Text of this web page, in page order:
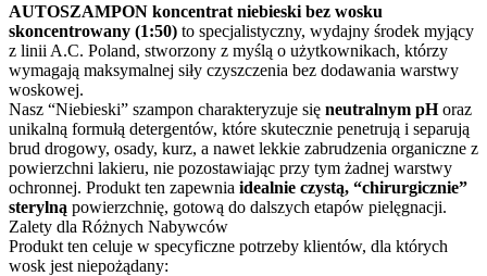
AUTOSZAMPON koncentrat niebieski bez wosku
skoncentrowany (1:50) to specjalistyczny, wydajny środek myjący
z linii A.C. Poland, stworzony z myślą o użytkownikach, którzy
wymagają maksymalnej siły czyszczenia bez dodawania warstwy
woskowej.
Nasz “Niebieski” szampon charakteryzuje się neutralnym pHoraz
unikalną formułą detergentów, które skutecznie penetrują i separują
brud drogowy, osady, kurz, a nawet lekkie zabrudzenia organiczne z
powierzchni lakieru, nie pozostawiając przy tym żadnej warstwy
ochronnej. Produkt ten zapewnia idealnie czystą, “chirurgicznie”
sterylną powierzchnię, gotową do dalszych etapów pielęgnacji.
Zalety dla Różnych Nabywców
Produkt ten celuje w specyficzne potrzeby klientów, dla których
wosk jest niepożądany: